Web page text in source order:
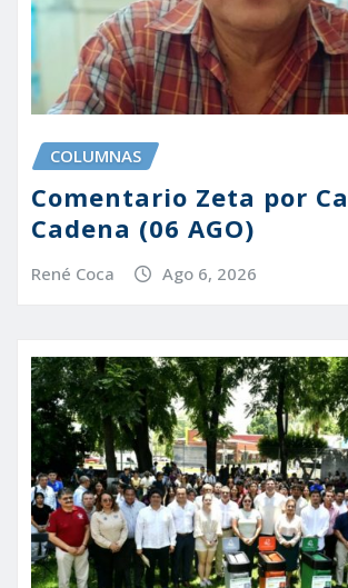
COLUMNAS
Comentario Zeta por
Cadena (06 AGO)
René Coca Ago 6, 2026